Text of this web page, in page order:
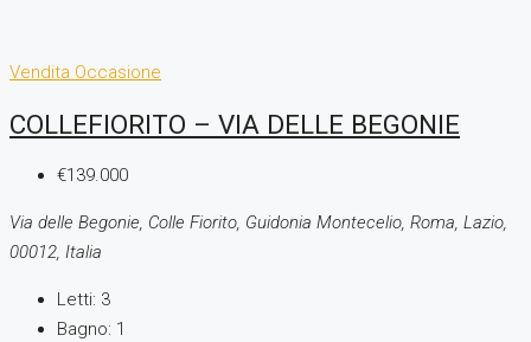
Vendita Occasione
COLLEFIORITO – VIA DELLE BEGONIE
€139.000
Via delle Begonie, Colle Fiorito, Guidonia Montecelio, Roma, Lazio,
00012, Italia
Letti: 3
Bagno: 1